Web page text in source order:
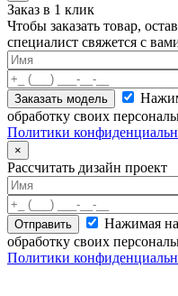
Заказ в 1 клик
Чтобы заказать товар,
специалист свяжется с
обработку своих
Политики
×
Рассчитать дизайн проект
Нажимая на
обработку своих
Политики